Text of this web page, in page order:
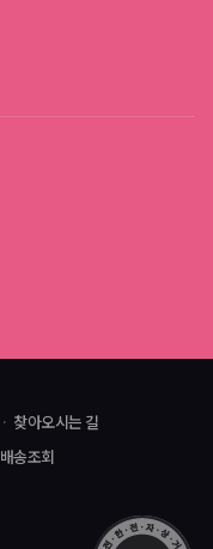
찾아오시는 길
배송조회